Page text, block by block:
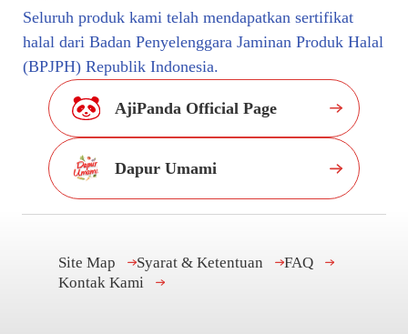
Seluruh produk kami telah mendapatkan sertifikat
halal dari Badan Penyelenggara Jaminan Produk Halal
(BPJPH) Republik Indonesia.
AjiPanda Official Page
Dapur Umami
Site Map Syarat & Ketentuan
FAQ
Kontak Kami